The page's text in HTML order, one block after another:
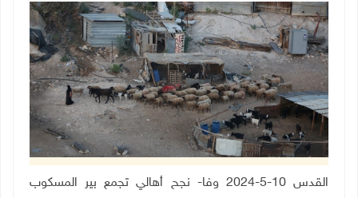
القدس 10-5-2024 وفا- نجح أهالي تجمع بير المسكوب